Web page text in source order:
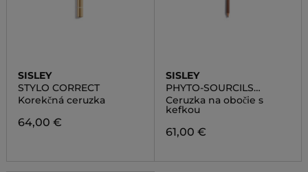
SISLEY
STYLO CORRECT
Korekčná ceruzka
64,00 €
SISLEY
PHYTO-SOURCILS
PERFECT
Ceruzka na obočie s
kefkou
61,00 €